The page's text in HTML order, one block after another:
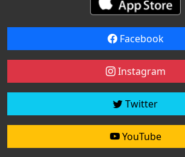
Facebook
Instagram
Twitter
YouTube